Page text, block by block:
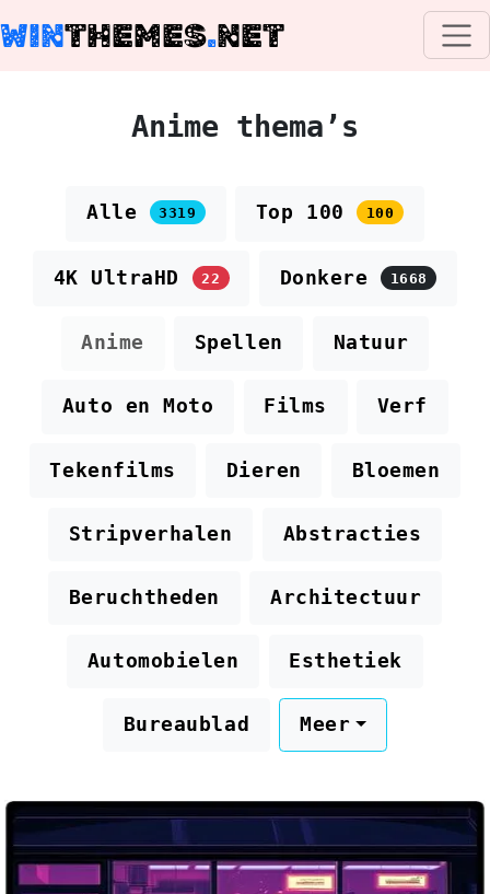
WINTHEMES.NET
Anime thema’s
Alle 3319 Top 100 100
4K UltraHD 22 Donkere 1668
Anime Spellen Natuur
Auto en Moto Films Verf
Tekenfilms Dieren Bloemen
Stripverhalen Abstracties
Beruchtheden Architectuur
Automobielen Esthetiek
Bureaublad Meer